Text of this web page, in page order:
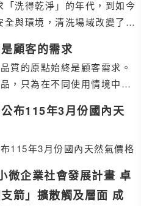
「洗得乾淨」的年代，到如今
全與環境，清洗場域改變了，
實驗，持續調整配方，
顧客的需求
質的原點始終是顧客需求。
，只為在不同使用情境中提
布115年3月份國內天
115年3月份國內天然氣價格
微企業社會發展計畫 卓
箭」擴散觸及層面 成